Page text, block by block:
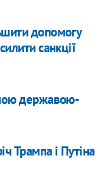
допомогу
санкції
державою-
Трампа і Путіна